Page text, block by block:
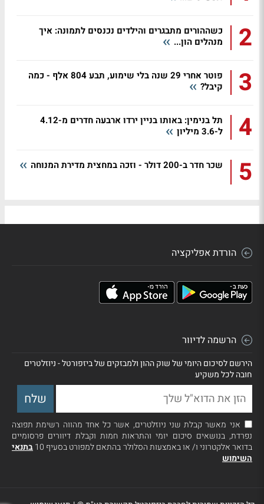
2
כשההורים מתבגרים והילדים נכנסים לתמונה: איך
מנהלים הון...
3
פוטר אחרי 29 שנה בלי שימוע, תבע 804 אלף - כמה
קיבל?
4
תל בנימין: באותו בניין ירדו ארבעה חדרים מ-4.12
ל-3.6 מיליון
5 שכר חדר ב-200 דולר - וזכה במחצית מדירת המנוחה
הורדת אפליקציה
הרשמה לדיוור
הירשם לסיכום היומי של שוק ההון ולמבזקים של ביזפורטל - ניוזלטרים
חובה לכל משקיע
אני מאשר קבלת שני ניוזלטרים, אשר כל אחד מהווה רשימת תפוצה
נפרדת, בנושאים סיכום יומי והתראות חמות וקבלת דיוורים פרסומיים
בדואר אלקטרוני ו/ או באמצעות הסלולר בהתאם למפורט בסעיף 10
בתנאי
השימוש